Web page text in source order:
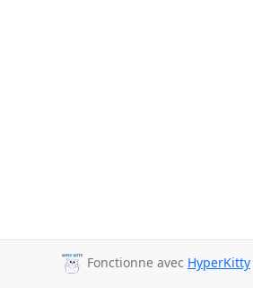
Fonctionne avec HyperKitty